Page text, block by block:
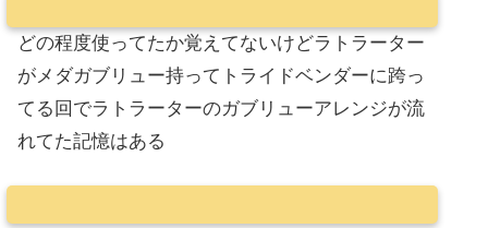
どの程度使ってたか覚えてないけどラトラーター
がメダガブリュー持ってトライドベンダーに跨っ
てる回でラトラーターのガブリューアレンジが流
れてた記憶はある